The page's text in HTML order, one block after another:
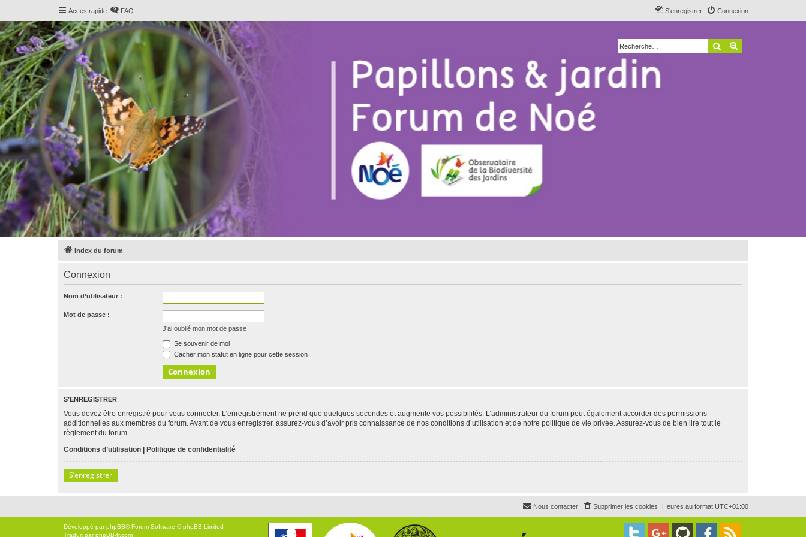
Accès rapide FAQ Connexion
S’enregistrer
Rechercher
Index du forum
Connexion
Nom d’utilisateur :
Mot de passe :
J’ai oublié mon mot de passe
Se souvenir de moi
Cacher mon statut en ligne pour cette session
S’ENREGISTRER
Vous devez être enregistré pour vous connecter. L’enregistrement ne prend que quelques secondes et augmente vos possibilités. L’administrateur du forum peut également accorder des permissions
additionnelles aux membres du forum. Avant de vous enregistrer, assurez-vous d’avoir pris connaissance de nos conditions d’utilisation et de notre politique de vie privée. Assurez-vous de bien lire tout le
règlement du forum.
Conditions d’utilisation | Politique de confidentialité
S’enregistrer
Heures au format UTC+01:00
Supprimer les cookies
Nous contacter
Développé parphpBB® Forum Software © phpBB Limited
Traduit parphpBB-fr.com